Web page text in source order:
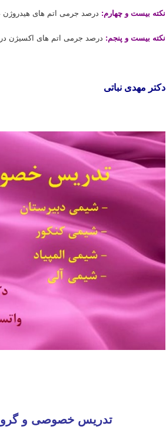
نکته بیست و چهارم: درصد جرمی اتم های هیدروژن در متیل
نکته بیست و پنجم: درصد جرمی اتم های اکسیژن در متیل
دکتر مهدی نباتی
تدریس خصوصی و